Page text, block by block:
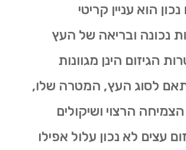
הוא עניין קריטי
נכונה ובריאה של העץ
הגיזום הינן מגוונות
לסוג העץ, המטרה שלו,
הצמיחה הרצוי ושיקולים
עצים לא נכון עלול אפילו